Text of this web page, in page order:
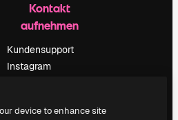
Kontakt
aufnehmen
Kundensupport
Instagram
TikTok
device to enhance site